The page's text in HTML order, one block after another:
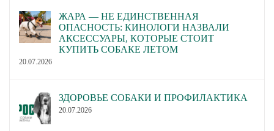
ЖАРА — НЕ ЕДИНСТВЕННАЯ
ОПАСНОСТЬ: КИНОЛОГИ НАЗВАЛИ
АКСЕССУАРЫ, КОТОРЫЕ СТОИТ
КУПИТЬ СОБАКЕ ЛЕТОМ
20.07.2026
ЗДОРОВЬЕ СОБАКИ И ПРОФИЛАКТИКА
20.07.2026